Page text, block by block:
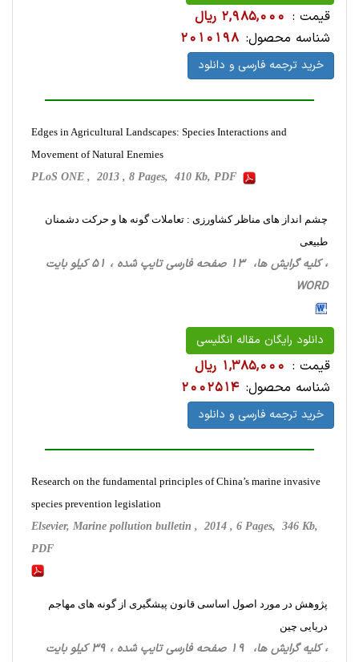
قیمت : 2,985,000 ریال
شناسه محصول: 2010198
خرید ترجمه فارسی و دانلود
Edges in Agricultural Landscapes: Species Interactions and
Movement of Natural Enemies
PLoS ONE , 2013 , 8 Pages, 410 Kb, PDF
چشم انداز های مناظر کشاورزی : تعاملات گونه ها و حرکت دشمنان
طبیعی
، کلیه گرایش ها، 13 صفحه فارسی تایپ شده ، 51 کیلو بایت
WORD
دانلود رایگان مقاله انگلیسی
قیمت : 1,385,000 ریال
شناسه محصول: 2002514
خرید ترجمه فارسی و دانلود
Research on the fundamental principles of China’s marine invasive
species prevention legislation
Elsevier, Marine pollution bulletin , 2014 , 6 Pages, 346 Kb,
PDF
پژوهش در مورد اصول اساسی قانون پیشگیری از گونه های مهاجم
دریایی چین
، کلیه گرایش ها، 19 صفحه فارسی تایپ شده ، 39 کیلو بایت